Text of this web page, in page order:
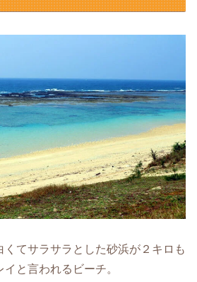
てサラサラとした砂浜が２キロも
と言われるビーチ。